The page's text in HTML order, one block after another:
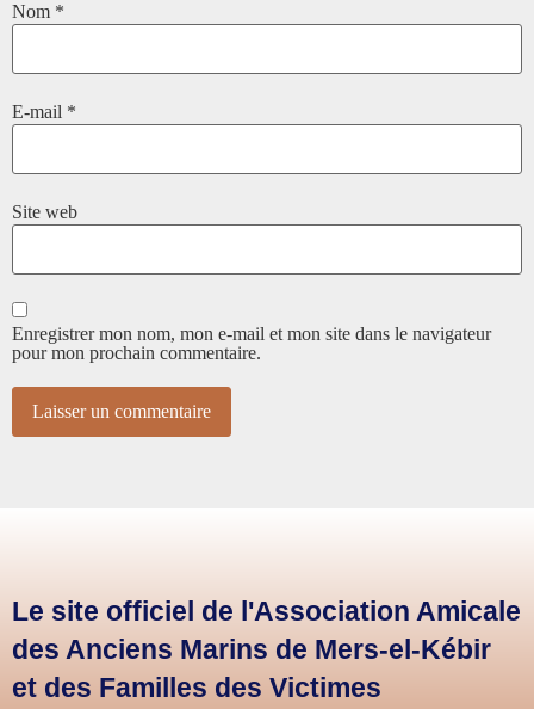
Nom *
E-mail *
Site web
Enregistrer mon nom, mon e-mail et mon site dans le navigateur
pour mon prochain commentaire.
Le site officiel de l'Association Amicale
des Anciens Marins de Mers-el-Kébir
et des Familles des Victimes